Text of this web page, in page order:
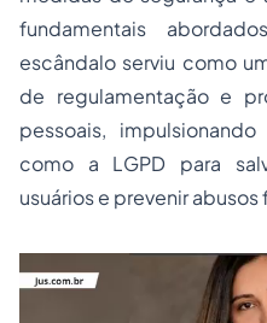
fundamentais
escândalo serviu como
de regulamentação e
pessoais,
como a LGPD para
usuários e prevenir abusos